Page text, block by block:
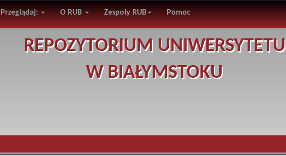
Przeglądaj: O RUB Zespoły RUB Pomoc
REPOZYTORIUM UNIWERSYTETU
W BIAŁYMSTOKU